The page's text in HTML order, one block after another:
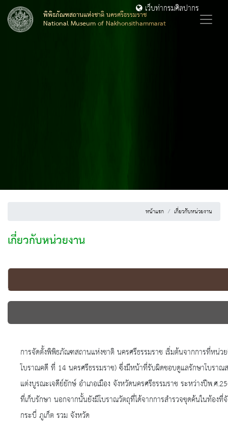
พิพิธภัณฑสถานแห่งชาติ นครศรีธรรมราช
National Museum of Nakhonsithammarat
เว็บท่ากรมศิลปากร
หน้าแรก เกี่ยวกับหน่วยงาน
เกี่ยวกับหน่วยงาน
การจัดตั้งพิพิธภัณฑสถานแห่งชาติ นครศรีธรรมราช เริ่มต้นจากการที่หน่
โบราณคดี ที่ 14 นครศรีธรรมราช) ซึ่งมีหน้าที่รับผิดชอบดูแลรักษาโบรา
แต่งบูรณะเจดีย์ยักษ์ อำเภอเมือง จังหวัดนครศรีธรรมราช ระหว่างปีพ.ศ
ที่เก็บรักษา นอกจากนั้นยังมีโบราณวัตถุที่ได้จากการสำรวจขุดค้นในท้อง
กระบี่ ภูเก็ต รวม จังหวัด